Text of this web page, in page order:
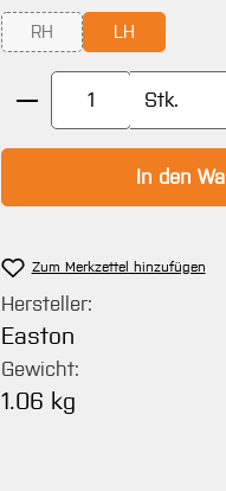
RH
(Diese Option ist zurzeit
LH
Produkt Anzahl:
Stk.
In den
Zum Merkzettel hinzufügen
Hersteller:
Easton
Gewicht:
1.06 kg